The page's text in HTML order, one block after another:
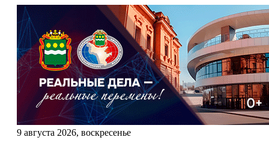
9 августа 2026, воскресенье